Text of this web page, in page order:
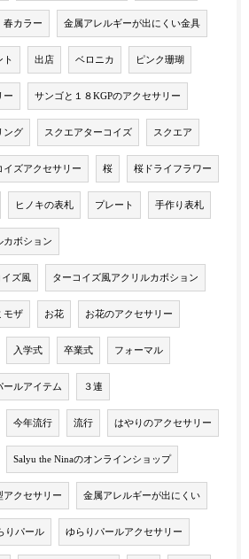
春カラー 金属アレルギーが出にくい金具
ト 出店 ベロニカ ピンク珊瑚
ー サンゴと１８KGPのアクセサリー
ング スクエアターコイズ スクエア
イズアクセサリー 桜 桜ドライフラワー
ヒノキの表札 プレート 手作り表札
カボション
イズ風 ターコイズ風アクリルカボション
モザ お花 お花のアクセサリー
入学式 卒業式 フォーマル
ールアイテム ３連
今年流行 流行 はやりのアクセサリー
Salyu the Ninaのオンラインショップ
アクセサリー 金属アレルギーが出にくい
りパール ゆらりパールアクセサリー